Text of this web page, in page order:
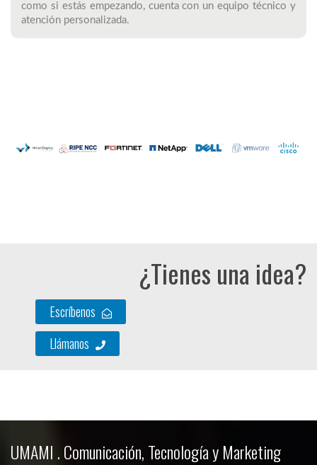
como si estás empezando, cuenta con un equipo técnico y
atención personalizada.
¿Tienes una idea?
Escríbenos
Llámanos
UMAMI . Comunicación, Tecnología y Marketing